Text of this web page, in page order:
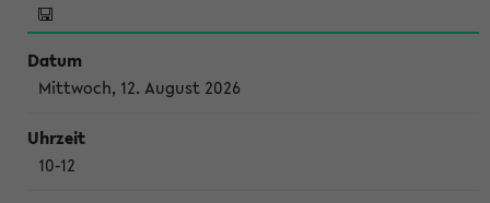
Mittwoch, 12. August 2026
10-12